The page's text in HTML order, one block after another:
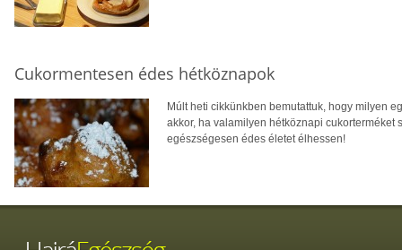
Cukormentesen édes hétköznapok
Múlt heti cikkünkben bemutattuk, hogy milyen
akkor, ha valamilyen hétköznapi
egészségesen édes életet élhessen!